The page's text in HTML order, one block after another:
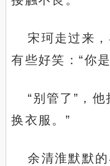
宋珂走过来
有些好笑：“你
“别管了”，
换衣服。”
余清淮默默